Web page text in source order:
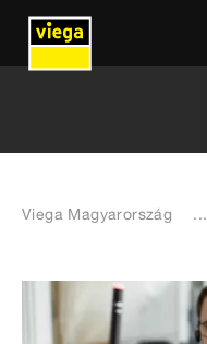
Viega Magyarország ...